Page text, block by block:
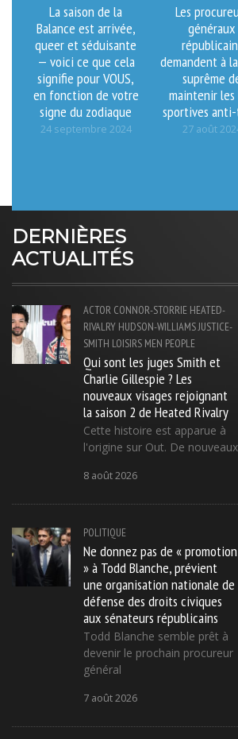
La saison de la
Balance est arrivée,
queer et séduisante
— voici ce que cela
signifie pour VOUS,
en fonction de votre
signe du zodiaque
24 septembre 2024
Les
généraux
demandent à
suprême
maintenir les
sportives
27 août
DERNIÈRES
ACTUALITÉS
ACTOR CONNOR-STORRIE HEATED-
RIVALRY HUDSON-WILLIAMSJUSTICE-
SMITH LOISIRS MEN PEOPLE
Qui sont les juges Smith et
Charlie Gillespie ? Les
nouveaux visages rejoignant
la saison 2 de Heated Rivalry
Cette histoire est apparue à
l'origine sur Out. De nouveaux
8 août 2026
POLITIQUE
Ne donnez pas de « promotion
» à Todd Blanche, prévient
une organisation nationale de
défense des droits civiques
aux sénateurs républicains
Todd Blanche semble prêt à
devenir le prochain procureur
général
7 août 2026